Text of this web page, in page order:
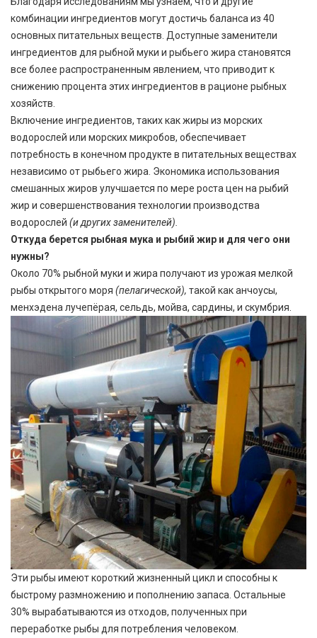
комбинации ингредиентов могут достичь баланса из 40
основных питательных веществ. Доступные заменители
ингредиентов для рыбной муки и рыбьего жира становятся
все более распространенным явлением, что приводит к
снижению процента этих ингредиентов в рационе рыбных
хозяйств.
Включение ингредиентов, таких как жиры из морских
водорослей или морских микробов, обеспечивает
потребность в конечном продукте в питательных веществах
независимо от рыбьего жира. Экономика использования
смешанных жиров улучшается по мере роста цен на рыбий
жир и совершенствования технологии производства
водорослей (и других заменителей).
Откуда берется рыбная мука и рыбий жир и для чего они
нужны?
Около 70% рыбной муки и жира получают из урожая мелкой
рыбы открытого моря (пелагической), такой как анчоусы,
менхэдена лучепёрая, сельдь, мойва, сардины, и скумбрия.
Эти рыбы имеют короткий жизненный цикл и способны к
быстрому размножению и пополнению запаса. Остальные
30% вырабатываются из отходов, полученных при
переработке рыбы для потребления человеком.